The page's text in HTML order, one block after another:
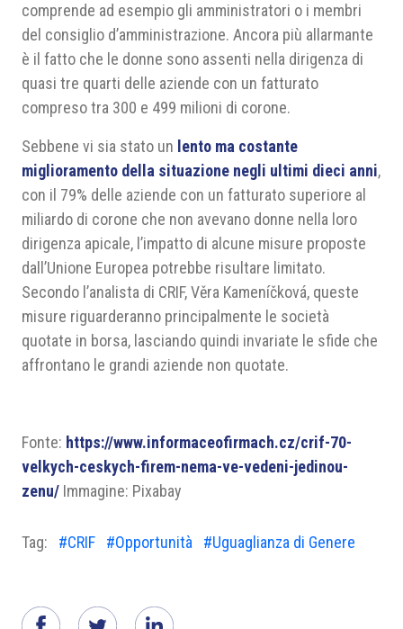
comprende ad esempio gli amministratori o i membri
del consiglio d’amministrazione. Ancora più allarmante
è il fatto che le donne sono assenti nella dirigenza di
quasi tre quarti delle aziende con un fatturato
compreso tra 300 e 499 milioni di corone.
Sebbene vi sia stato un lento ma costante
miglioramento della situazione negli ultimi dieci anni,
con il 79% delle aziende con un fatturato superiore al
miliardo di corone che non avevano donne nella loro
dirigenza apicale, l’impatto di alcune misure proposte
dall’Unione Europea potrebbe risultare limitato.
Secondo l’analista di CRIF, Věra Kameníčková, queste
misure riguarderanno principalmente le società
quotate in borsa, lasciando quindi invariate le sfide che
affrontano le grandi aziende non quotate.
Fonte: https://www.informaceofirmach.cz/crif-70-
velkych-ceskych-firem-nema-ve-vedeni-jedinou-
zenu/ Immagine: Pixabay
Tag: #CRIF #Opportunità #Uguaglianza di Genere